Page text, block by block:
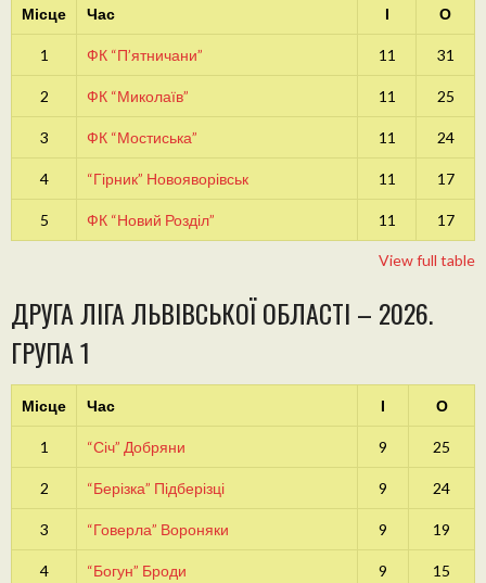
Місце Час І О
1 ФК “П’ятничани” 11 31
2 ФК “Миколаїв” 11 25
3 ФК “Мостиська” 11 24
4 “Гірник” Новояворівськ 11 17
5 ФК “Новий Розділ” 11 17
View full table
ДРУГА ЛІГА ЛЬВІВСЬКОЇ ОБЛАСТІ – 2026.
ГРУПА 1
Місце Час І О
1 “Січ” Добряни 9 25
2 “Берізка” Підберізці 9 24
3 “Говерла” Вороняки 9 19
4 “Богун” Броди 9 15